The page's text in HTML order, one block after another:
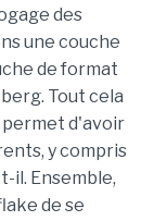
des
une couche
de format
Tout cela
permet d'avoir
y compris
il. Ensemble,
de se